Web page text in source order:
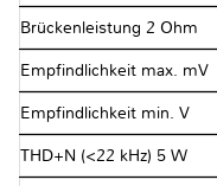
Brückenleistung 2 Ohm
Empfindlichkeit max. mV
Empfindlichkeit min. V
THD+N (<22 kHz) 5 W